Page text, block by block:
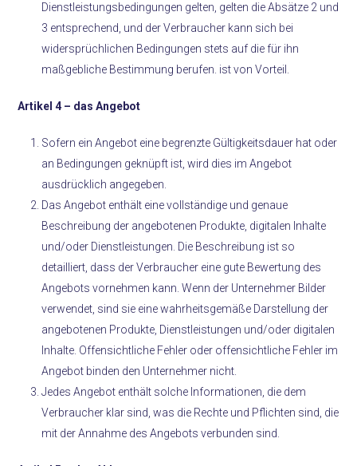
Dienstleistungsbedingungen gelten, gelten die Absätze 2 und
3 entsprechend, und der Verbraucher kann sich bei
widersprüchlichen Bedingungen stets auf die für ihn
maßgebliche Bestimmung berufen. ist von Vorteil.
Artikel 4 – das Angebot
Sofern ein Angebot eine begrenzte Gültigkeitsdauer hat oder
an Bedingungen geknüpft ist, wird dies im Angebot
ausdrücklich angegeben.
Das Angebot enthält eine vollständige und genaue
Beschreibung der angebotenen Produkte, digitalen Inhalte
und/oder Dienstleistungen. Die Beschreibung ist so
detailliert, dass der Verbraucher eine gute Bewertung des
Angebots vornehmen kann. Wenn der Unternehmer Bilder
verwendet, sind sie eine wahrheitsgemäße Darstellung der
angebotenen Produkte, Dienstleistungen und/oder digitalen
Inhalte. Offensichtliche Fehler oder offensichtliche Fehler im
Angebot binden den Unternehmer nicht.
Jedes Angebot enthält solche Informationen, die dem
Verbraucher klar sind, was die Rechte und Pflichten sind, die
mit der Annahme des Angebots verbunden sind.